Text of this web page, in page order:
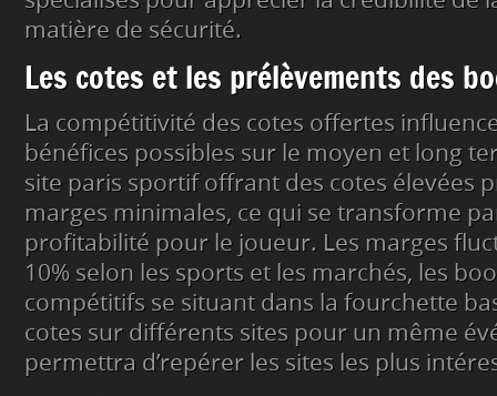
matière de sécurité.
Les cotes et les prélèvements des
La compétitivité des cotes offertes
bénéfices possibles sur le moyen et long
site paris sportif offrant des cotes élevées
marges minimales, ce qui se transforme
profitabilité pour le joueur. Les marges
10% selon les sports et les marchés, les
compétitifs se situant dans la fourchette
cotes sur différents sites pour un même
permettra d’repérer les sites les plus